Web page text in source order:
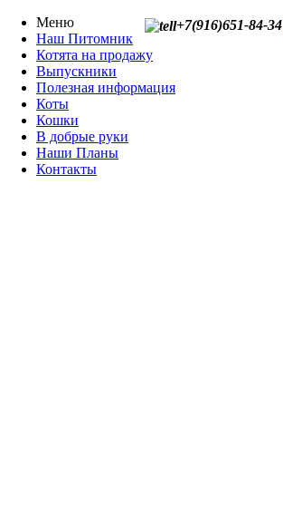
+7(916)651-84-34
Меню
Наш Питомник
Котята на продажу
Выпускники
Полезная информация
Коты
Кошки
В добрые руки
Наши Планы
Контакты